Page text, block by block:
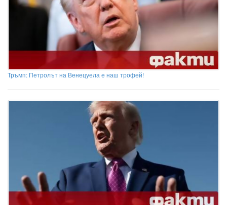
Тръмп: Петролът на Венецуела е наш трофей!